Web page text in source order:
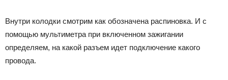
Внутри колодки смотрим как обозначена распиновка. И с
помощью мультиметра при включенном зажигании
определяем, на какой разъем идет подключение какого
провода.